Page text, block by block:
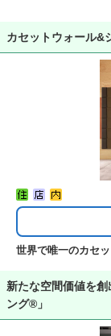
カセットウォール&
世界で唯一のカセ
新たな空間価値を
ング®」